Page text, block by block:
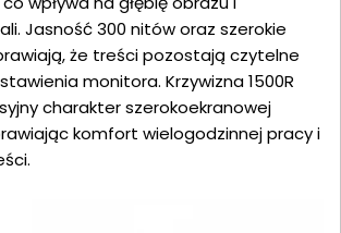
Jasność 300 nitów oraz szerokie
że treści pozostają czytelne
monitora. Krzywizna 1500R
charakter szerokoekranowej
komfort wielogodzinnej pracy i